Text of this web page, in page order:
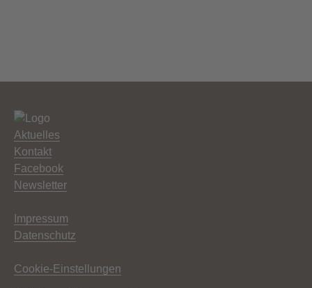
Aktuelles
Kontakt
Facebook
Newsletter
Impressum
Datenschutz
Cookie-Einstellungen